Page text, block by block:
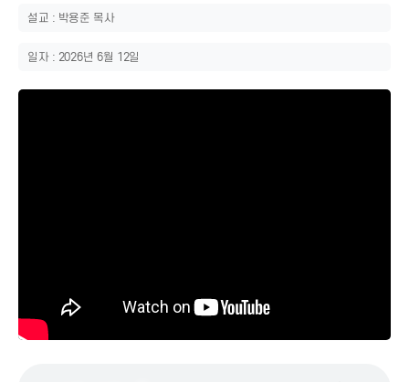
설교 : 박용준 목사
일자 : 2026년 6월 12일